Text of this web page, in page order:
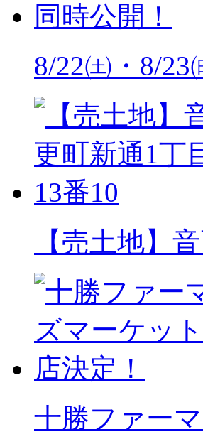
8/22㈯・8/
【売土地】
十勝ファー